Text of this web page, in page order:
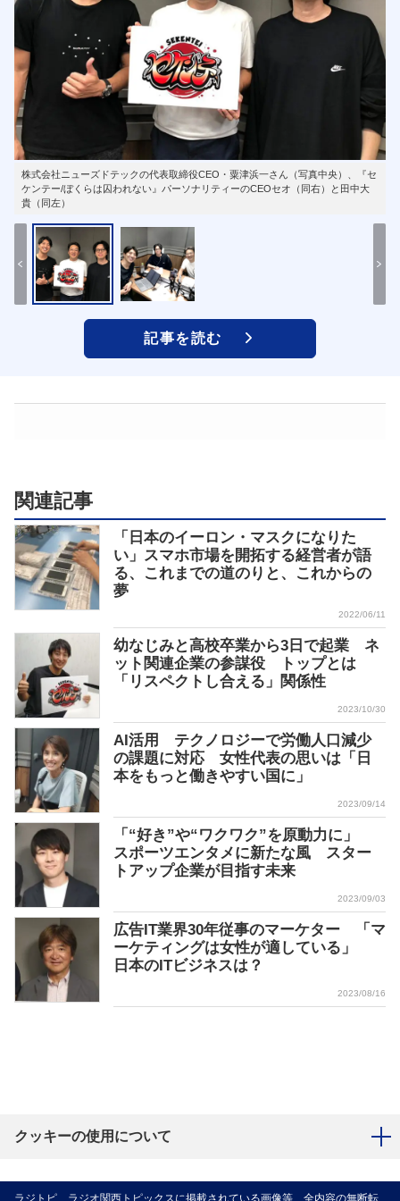
株式会社ニューズドテックの代表取締役CEO・粟津浜一さん（写真中央）、『セ
ケンテー/ぼくらは囚われない』パーソナリティーのCEOセオ（同右）と田中大
貴（同左）
記事を読む
関連記事
「日本のイーロン・マスクになりた
い」スマホ市場を開拓する経営者が語
る、これまでの道のりと、これからの
夢
2022/06/11
幼なじみと高校卒業から3日で起業 ネ
ット関連企業の参謀役 トップとは
「リスペクトし合える」関係性
2023/10/30
AI活用 テクノロジーで労働人口減少
の課題に対応 女性代表の思いは「日
本をもっと働きやすい国に」
2023/09/14
「“好き”や“ワクワク”を原動力に」
スポーツエンタメに新たな風 スター
トアップ企業が目指す未来
2023/09/03
広告IT業界30年従事のマーケター 「マ
ーケティングは女性が適している」
日本のITビジネスは？
2023/08/16
クッキーの使用について